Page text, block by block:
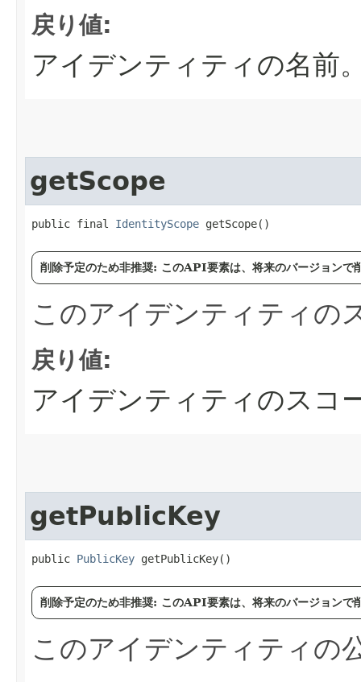
戻り値:
アイデンティティの名前
getScope
public final IdentityScope getScope()
削除予定のため非推奨: このAPI要素は、将来のバージョンで
このアイデンティティの
戻り値:
アイデンティティのスコ
getPublicKey
public PublicKey getPublicKey()
削除予定のため非推奨: このAPI要素は、将来のバージョンで
このアイデンティティの